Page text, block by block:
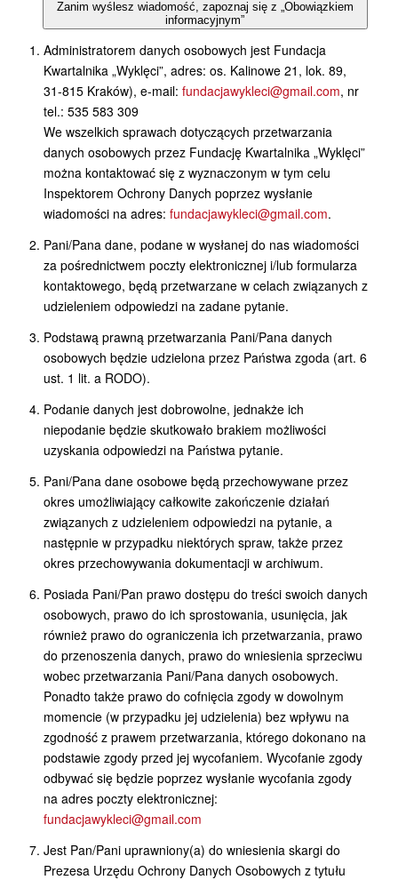
Zanim wyślesz wiadomość, zapoznaj się z „Obowiązkiem
informacyjnym”
Administratorem danych osobowych jest Fundacja
Kwartalnika „Wyklęci”, adres: os. Kalinowe 21, lok. 89,
31-815 Kraków), e-mail: fundacjawykleci@gmail.com, nr
tel.: 535 583 309
We wszelkich sprawach dotyczących przetwarzania
danych osobowych przez Fundację Kwartalnika „Wyklęci”
można kontaktować się z wyznaczonym w tym celu
Inspektorem Ochrony Danych poprzez wysłanie
wiadomości na adres: fundacjawykleci@gmail.com.
Pani/Pana dane, podane w wysłanej do nas wiadomości
za pośrednictwem poczty elektronicznej i/lub formularza
kontaktowego, będą przetwarzane w celach związanych z
udzieleniem odpowiedzi na zadane pytanie.
Podstawą prawną przetwarzania Pani/Pana danych
osobowych będzie udzielona przez Państwa zgoda (art. 6
ust. 1 lit. a RODO).
Podanie danych jest dobrowolne, jednakże ich
niepodanie będzie skutkowało brakiem możliwości
uzyskania odpowiedzi na Państwa pytanie.
Pani/Pana dane osobowe będą przechowywane przez
okres umożliwiający całkowite zakończenie działań
związanych z udzieleniem odpowiedzi na pytanie, a
następnie w przypadku niektórych spraw, także przez
okres przechowywania dokumentacji w archiwum.
Posiada Pani/Pan prawo dostępu do treści swoich danych
osobowych, prawo do ich sprostowania, usunięcia, jak
również prawo do ograniczenia ich przetwarzania, prawo
do przenoszenia danych, prawo do wniesienia sprzeciwu
wobec przetwarzania Pani/Pana danych osobowych.
Ponadto także prawo do cofnięcia zgody w dowolnym
momencie (w przypadku jej udzielenia) bez wpływu na
zgodność z prawem przetwarzania, którego dokonano na
podstawie zgody przed jej wycofaniem. Wycofanie zgody
odbywać się będzie poprzez wysłanie wycofania zgody
na adres poczty elektronicznej:
fundacjawykleci@gmail.com
Jest Pan/Pani uprawniony(a) do wniesienia skargi do
Prezesa Urzędu Ochrony Danych Osobowych z tytułu